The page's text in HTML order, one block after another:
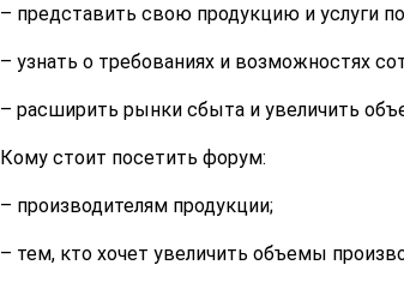
– представить свою продукцию и услуги
– узнать о требованиях и возможностях
– расширить рынки сбыта и увеличить
Кому стоит посетить форум:
– производителям продукции;
– тем, кто хочет увеличить объемы